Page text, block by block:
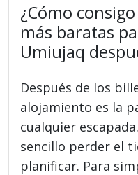
¿Cómo
más baratas
Umiujaq
Después de los
alojamiento es la
cualquier
sencillo perder el
planificar. Para